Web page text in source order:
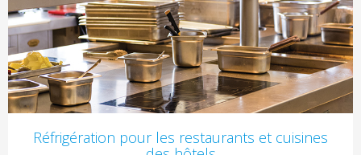
Réfrigération pour les restaurants et cuisines